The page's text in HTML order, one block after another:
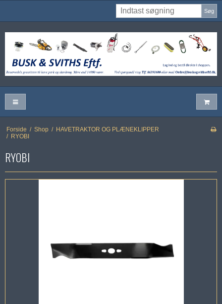
Søg
Forside / Shop / HAVETRAKTOR OG PLÆNEKLIPPER
/ RYOBI
RYOBI